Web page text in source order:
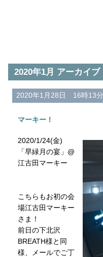
2020年1月 アーカイブ
2020年1月28日 16時13
マーキー！
2020/1/24(金)
「早緑月の宴」@
江古田マーキー
こちらもお初の会
場江古田マーキー
さま！
前日の下北沢
BREATH様と同
様、メールでご丁